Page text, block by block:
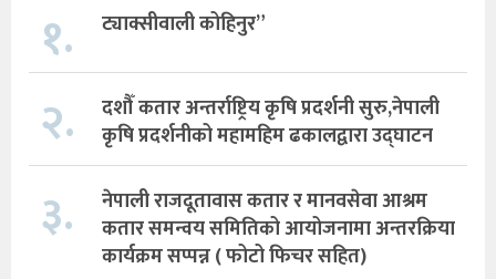
१. ट्याक्सीवाली कोहिनुर”
२.
दशौँ कतार अन्तर्राष्ट्रिय कृषि प्रदर्शनी सुरु,नेपाली
कृषि प्रदर्शनीको महामहिम ढकालद्वारा उद्घाटन
३.
नेपाली राजदूतावास कतार र मानवसेवा आश्रम
कतार समन्वय समितिको आयोजनामा अन्तरक्रिया
कार्यक्रम सप्पन्न ( फोटो फिचर सहित)